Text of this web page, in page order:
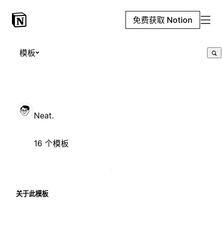
免费获取 Notion
模板
Neat.
16 个模板
关于此模板